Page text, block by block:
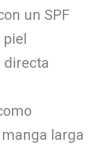
un SPF
directa
larga